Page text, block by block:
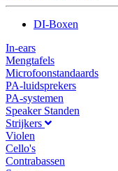
DI-Boxen
In-ears
Mengtafels
Microfoonstandaards
PA-luidsprekers
PA-systemen
Speaker Standen
Strijkers
Violen
Cello's
Contrabassen